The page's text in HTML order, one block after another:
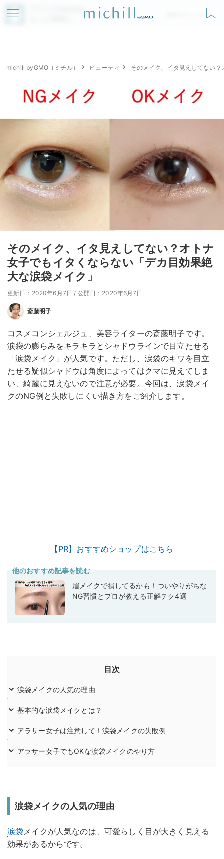
アプリでmichillが
無料ダウンロード
michill byGMO（ミチル） ビューティ そのメイク、イタ見えしてない
そのメイク、イタ見えしてない？オトナ
女子でもイタくならない「デカ目効果絶
大な涙袋メイク」
更新日：2020年6月7日 / 公開日：2020年6月7日
斎藤明子
コスメコンシェルジュ、美容ライターの斎藤明子です。
涙袋の膨らみをキラキラとシャドウラインで目立たせる
「涙袋メイク」が人気です。ただし、涙袋のキワを目立
たせる疑似シャドウは角度によってはクマに見えてしま
い、綺麗に見えないので注意が必要。今回は、涙袋メイ
クのNG例と失敗しにくい描き方をご紹介します。
【PR】おすすめショップはこちら
他のおすすめ記事を読む
眉メイクで損してるかも！ついやりがちな
NG習慣とプロが教える正解テク4選
目次
涙袋メイクの人気の理由
基本的な涙袋メイクとは？
アラサー女子は注意して！涙袋メイクの失敗例
アラサー女子でもOKな涙袋メイクのやり方
涙袋メイクの人気の理由
涙袋メイクが人気なのは、可愛らしく目が大きく見える
効果があるからです。